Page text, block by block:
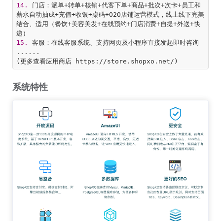
14.
门店：派单+转单+核销+代客下单+商品+批次+次卡+员工和
薪水自动抽成+充值+收银+桌码+O2O店铺运营模式，线上线下完美
结合、适用（餐饮+美容美发+在线预约+门店消费+自提+外送+快
15.
客服：在线客服系统、支持网页及小程序直接发起即时咨询
......
(更多查看应用商店 https://store.shopxo.net/)
系统特性